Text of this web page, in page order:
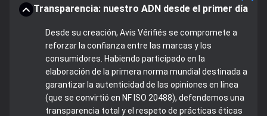
Transparencia: nuestro ADN desde el primer día
Desde su creación, Avis Vérifiés se compromete a
reforzar la confianza entre las marcas y los
consumidores. Habiendo participado en la
elaboración de la primera norma mundial destinada a
garantizar la autenticidad de las opiniones en línea
(que se convirtió en NF ISO 20488), defendemos una
transparencia total y el respeto de prácticas éticas